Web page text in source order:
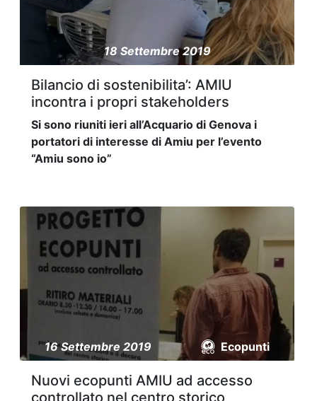
18 Settembre 2019
Bilancio di sostenibilita’: AMIU
incontra i propri stakeholders
Si sono riuniti ieri all’Acquario di Genova i
portatori di interesse di Amiu per l’evento
“Amiu sono io”
16 Settembre 2019 Ecopunti
Nuovi ecopunti AMIU ad accesso
controllato nel centro storico